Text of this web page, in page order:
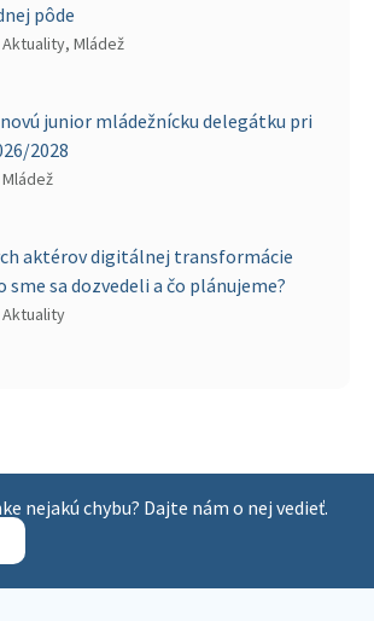
pôde
Aktuality, Mládež
junior mládežnícku delegátku pri
2028
Mládež
aktérov digitálnej transformácie
sme sa dozvedeli a čo plánujeme?
Aktuality
nejakú chybu? Dajte nám o nej vedieť.